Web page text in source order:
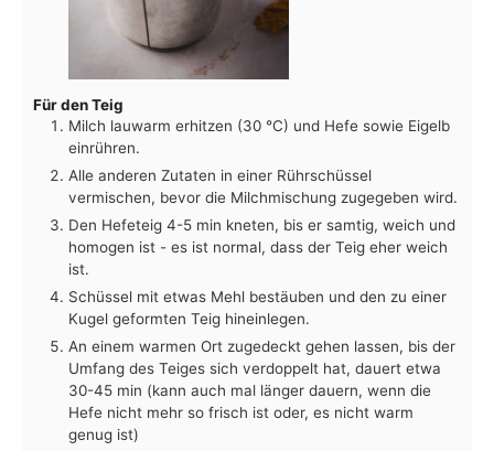
Für den Teig
Milch lauwarm erhitzen (30 °C) und Hefe sowie Eigelb
einrühren.
Alle anderen Zutaten in einer Rührschüssel
vermischen, bevor die Milchmischung zugegeben wird.
Den Hefeteig 4-5 min kneten, bis er samtig, weich und
homogen ist - es ist normal, dass der Teig eher weich
ist.
Schüssel mit etwas Mehl bestäuben und den zu einer
Kugel geformten Teig hineinlegen.
An einem warmen Ort zugedeckt gehen lassen, bis der
Umfang des Teiges sich verdoppelt hat, dauert etwa
30-45 min (kann auch mal länger dauern, wenn die
Hefe nicht mehr so frisch ist oder, es nicht warm
genug ist)